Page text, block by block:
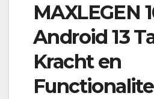
MAXLEGEN
Android 13
Kracht en